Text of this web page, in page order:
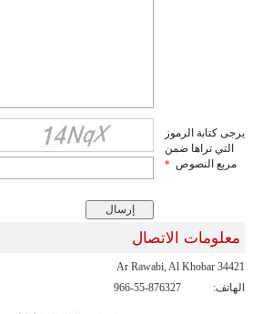
يرجى كتابة الرموز
التي تراها ضمن
مربع النصوص *
معلومات الاتصال
Ar Rawabi, Al Khobar 34421
الهاتف:
966-55-876327